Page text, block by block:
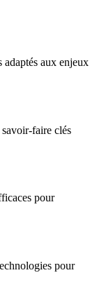
adaptés aux enjeux
faire clés
pour
pour